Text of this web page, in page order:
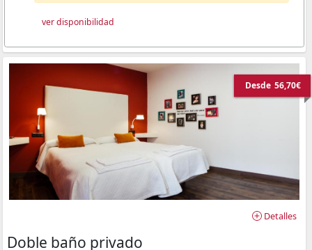
ver disponibilidad
Desde 56,70€
Detalles
Doble baño privado